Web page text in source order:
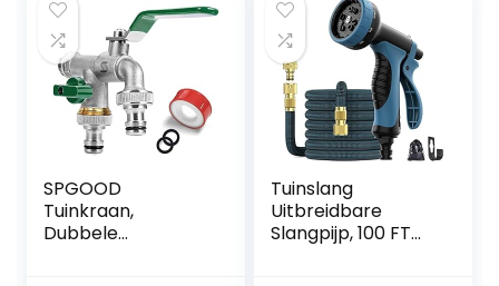
SPGOOD
Tuinkraan,
Dubbele
Tuinslang
Uitbreidbare
Slangpijp, 100 FT